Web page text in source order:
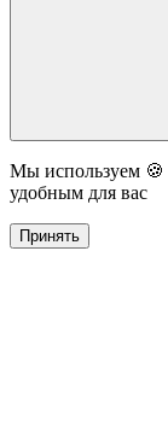
Мы используем 🍪
удобным для вас
Принять